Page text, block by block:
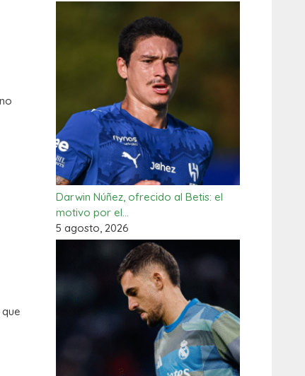
Darwin Núñez, ofrecido al Betis: el
motivo por el…
5 agosto, 2026